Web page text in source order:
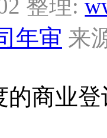
整理:
年审 来
的商业